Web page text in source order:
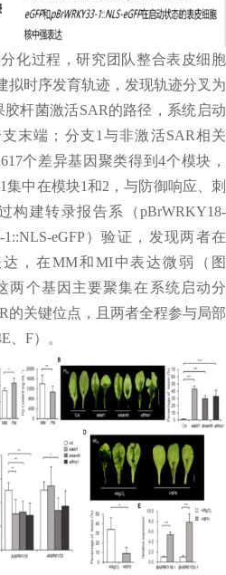
化过程，研究团队整合表皮细胞
拟时序发育轨迹，发现轨迹分叉为
杆菌激活SAR的路径，系统启动
末端；分支1与非激活SAR相关
个差异基因聚类得到4个模块，
集中在模块1和2，与防御响应、刺
构建转录报告系（pBrWRKY18-
1::NLS-eGFP）验证，发现两者在
，在MM和MI中表达微弱（图
两个基因主要聚集在系统启动分
的关键位点，且两者全程参与局部
、F）。